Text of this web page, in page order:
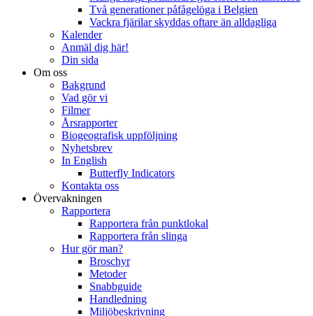
Två generationer påfågelöga i Belgien
Vackra fjärilar skyddas oftare än alldagliga
Kalender
Anmäl dig här!
Din sida
Om oss
Bakgrund
Vad gör vi
Filmer
Årsrapporter
Biogeografisk uppföljning
Nyhetsbrev
In English
Butterfly Indicators
Kontakta oss
Övervakningen
Rapportera
Rapportera från punktlokal
Rapportera från slinga
Hur gör man?
Broschyr
Metoder
Snabbguide
Handledning
Miljöbeskrivning